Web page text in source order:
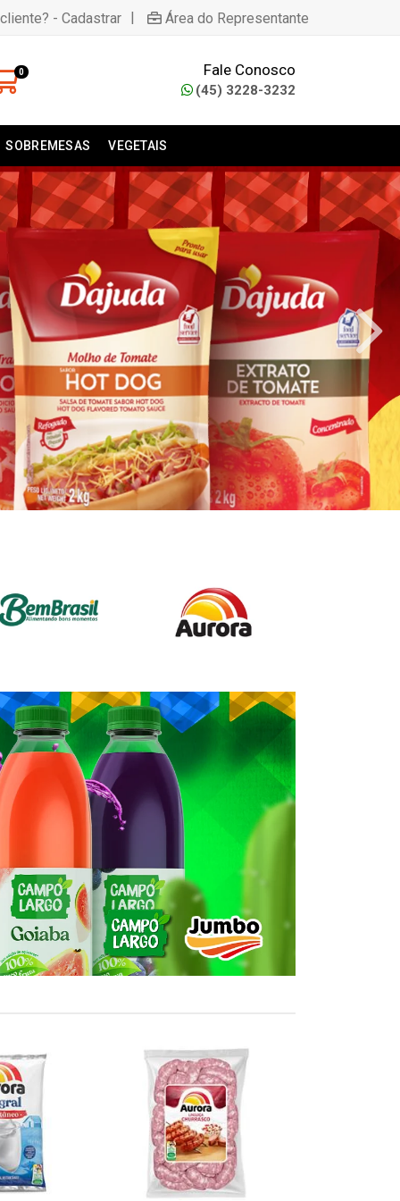
- Cadastrar | Área do Representante
0 Fale Conosco
(45) 3228-3232
SOBREMESAS VEGETAIS